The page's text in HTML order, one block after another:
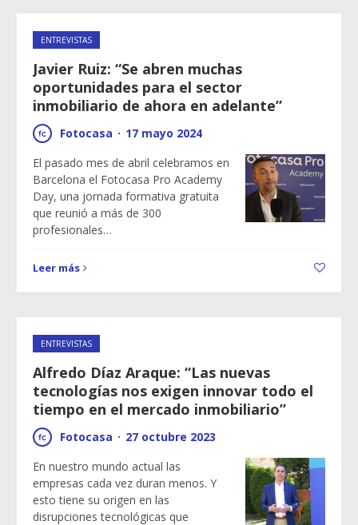
ENTREVISTAS
Javier Ruiz: “Se abren muchas
oportunidades para el sector
inmobiliario de ahora en adelante”
Fotocasa · 17 mayo 2024
El pasado mes de abril celebramos en
Barcelona el Fotocasa Pro Academy
Day, una jornada formativa gratuita
que reunió a más de 300
profesionales…
Leer más
ENTREVISTAS
Alfredo Díaz Araque: “Las nuevas
tecnologías nos exigen innovar todo el
tiempo en el mercado inmobiliario”
Fotocasa · 27 octubre 2023
En nuestro mundo actual las
empresas cada vez duran menos. Y
esto tiene su origen en las
disrupciones tecnológicas que